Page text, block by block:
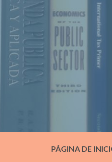
PÁGINA DE